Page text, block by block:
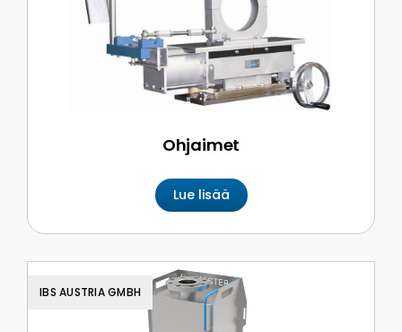
Ohjaimet
Lue lisää
IBS AUSTRIA GMBH